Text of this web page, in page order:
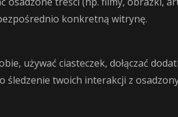
konkretną witrynę.
używać ciasteczek, dołączać
śledzenie twoich interakcji z